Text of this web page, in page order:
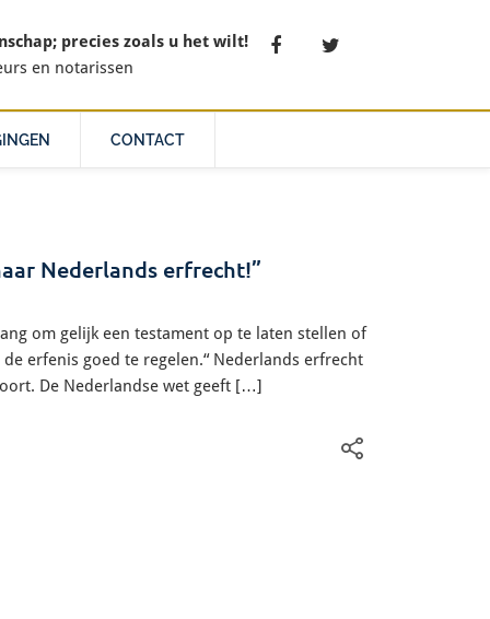
precies zoals u het wilt!
en notarissen
CONTACT
Nederlands erfrecht!”
om gelijk een testament op te laten stellen of
erfenis goed te regelen.“ Nederlands erfrecht
De Nederlandse wet geeft […]